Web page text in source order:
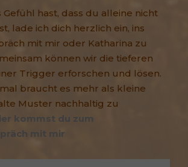
hast, dass du alleine nicht
lade ich dich herzlich ein, ins
mit mir oder Katharina zu
können wir die tieferen
Trigger erforschen und lösen.
braucht es mehr als kleine
Muster nachhaltig zu
kommst du zum
mit mir